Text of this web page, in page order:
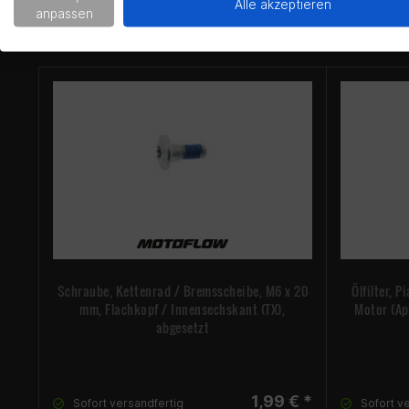
Schraube, Kettenrad / Bremsscheibe, M6 x 20
mm, Flachkopf / Innensechskant (TX),
abgesetzt
Sofort versandfertig 1,99 € *
Ölfilter,
Motor
Sofort
anpassen
Alle akzeptieren